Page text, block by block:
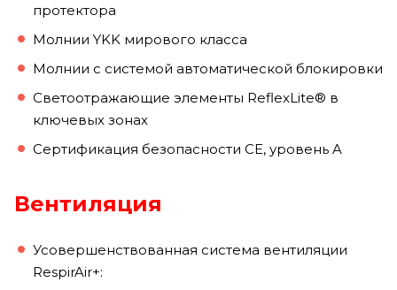
протектора
Молнии YKK мирового класса
Молнии с системой автоматической блокировки
Светоотражающие элементы ReflexLite® в
ключевых зонах
Сертификация безопасности CE, уровень A
Вентиляция
Усовершенствованная система вентиляции
RespirAir+: